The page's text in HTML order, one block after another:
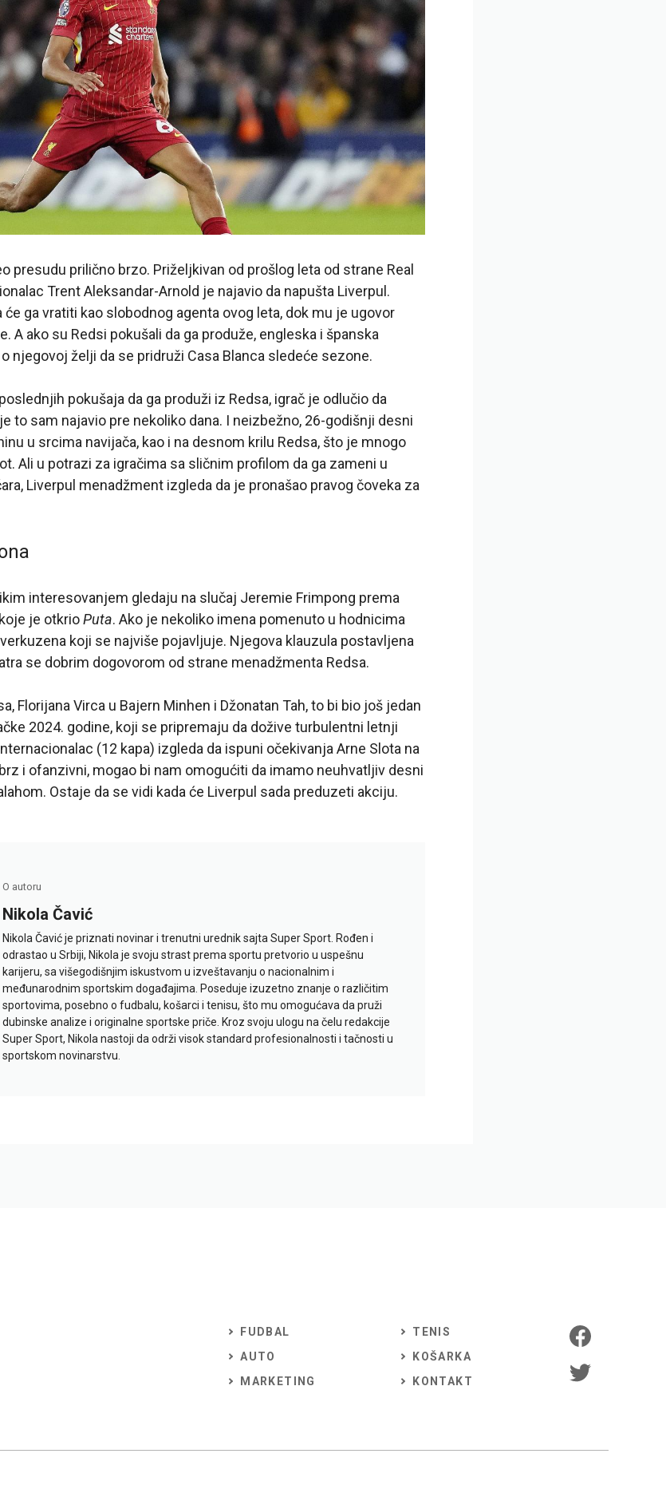
presudu prilično brzo. Priželjkivan od prošlog leta od strane Real
Trent Aleksandar-Arnold je najavio da napušta Liverpul.
će ga vratiti kao slobodnog agenta ovog leta, dok mu je ugovor
A ako su Redsi pokušali da ga produže, engleska i španska
njegovoj želji da se pridruži Casa Blanca sledeće sezone.
pokušaja da ga produži iz Redsa, igrač je odlučio da
to sam najavio pre nekoliko dana. I neizbežno, 26-godišnji desni
u srcima navijača, kao i na desnom krilu Redsa, što je mnogo
Ali u potrazi za igračima sa sličnim profilom da ga zameni u
Liverpul menadžment izgleda da je pronašao pravog čoveka za
interesovanjem gledaju na slučaj Jeremie Frimpong prema
je otkrioPuta. Ako je nekoliko imena pomenuto u hodnicima
koji se najviše pojavljuje. Njegova klauzula postavljena
se dobrim dogovorom od strane menadžmenta Redsa.
Florijana Virca u Bajern Minhen i Džonatan Tah, to bi bio još jedan
2024. godine, koji se pripremaju da dožive turbulentni letnji
(12 kapa) izgleda da ispuni očekivanja Arne Slota na
i ofanzivni, mogao bi nam omogućiti da imamo neuhvatljiv desni
Ostaje da se vidi kada će Liverpul sada preduzeti akciju.
O autoru
Nikola Čavić
Nikola Čavić je priznati novinar i trenutni urednik sajta Super Sport. Rođen i
odrastao u Srbiji, Nikola je svoju strast prema sportu pretvorio u uspešnu
karijeru, sa višegodišnjim iskustvom u izveštavanju o nacionalnim i
međunarodnim sportskim događajima. Poseduje izuzetno znanje o različitim
sportovima, posebno o fudbalu, košarci i tenisu, što mu omogućava da pruži
dubinske analize i originalne sportske priče. Kroz svoju ulogu na čelu redakcije
Super Sport, Nikola nastoji da održi visok standard profesionalnosti i tačnosti u
sportskom novinarstvu.
FUDBAL
AUTO
MARKETING
TENIS
KOŠARKA
KONTAKT